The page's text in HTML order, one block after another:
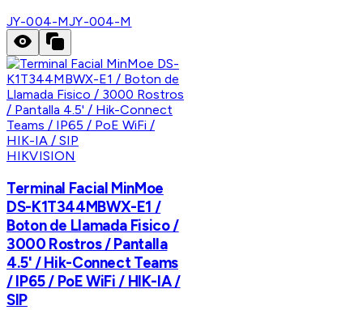
JY-004-MJY-004-M
HIKVISION
Terminal Facial MinMoe
DS-K1T344MBWX-E1 /
Boton de Llamada Fisico /
3000 Rostros / Pantalla
4.5' / Hik-Connect Teams
/ IP65 / PoE WiFi / HIK-IA /
SIP